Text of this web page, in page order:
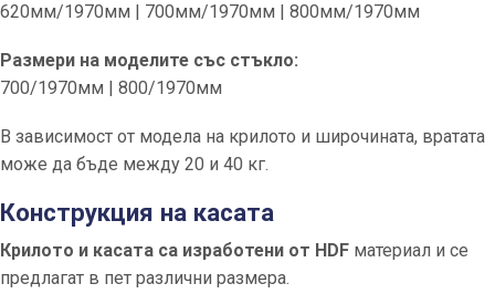
620мм/1970мм | 700мм/1970мм | 800мм/1970мм
Размери на моделите със стъкло:
700/1970мм | 800/1970мм
В зависимост от модела на крилото и широчината, вратата
може да бъде между 20 и 40 кг.
Конструкция на касата
Крилото и касата са изработени от HDF материал и се
предлагат в пет различни размера.